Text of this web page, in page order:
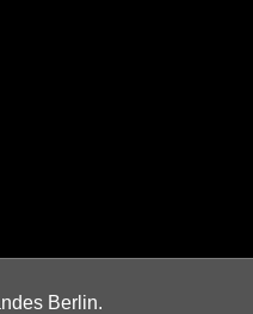
Berlin.